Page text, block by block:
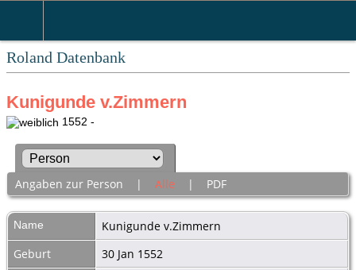
Roland Datenbank
Kunigunde v.Zimmern
1552 -
Angaben zur Person | Alle | PDF
Name Kunigunde v.Zimmern
Geburt
30 Jan 1552